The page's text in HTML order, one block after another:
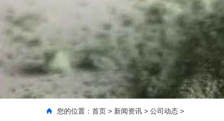
您的位置： 首页 > 新闻资讯 > 公司动态 >